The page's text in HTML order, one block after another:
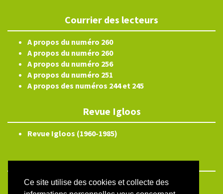
Ce site utilise des cookies et collecte des
Courrier des lecteurs
A propos du numéro 260
A propos du numéro 260
A propos du numéro 256
A propos du numéro 251
A propos des numéros 244 et 245
Revue Igloos
Revue Igloos (1960-1985)
ISSN électronique 2804-3359